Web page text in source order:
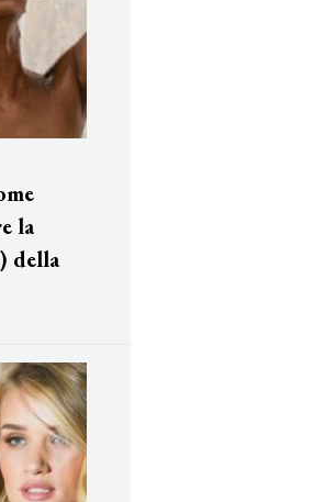
la
della